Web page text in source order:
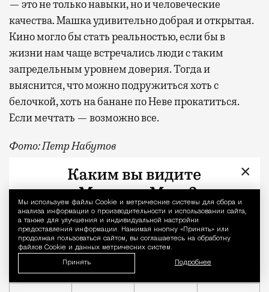
Уведомление
Мы используем файлы Сookie и метрические системы для сбора и
анализа информации о производительности и использовании сайта,
а также для улучшения и индивидуальной настройки
предоставления информации. Нажимая кнопку «Принять» или
продолжая пользоваться сайтом, вы соглашаетесь на обработку
файлов Cookie и данных метрических систем.
Принять Подробнее
— это не только навыки, но и человеческие
качества. Машка удивительно добрая и открытая.
Кино могло бы стать реальностью, если бы в
жизни нам чаще встречались люди с таким
запредельным уровнем доверия. Тогда и
выяснится, что можно подружиться хоть с
белочкой, хоть на банане по Неве прокатиться.
Если мечтать — возможно все.
Фото: Петр Набутов
О рождении за границей благодаря бабушке
Космическая Машка Никита Владимиров театр на Страстном
Это мой город
×